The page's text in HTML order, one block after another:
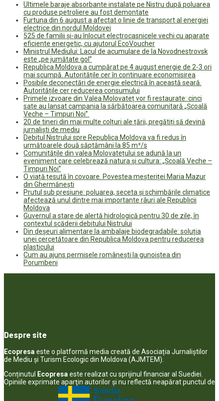
Ultimele baraje absorbante instalate pe Nistru după poluarea
cu produse petroliere au fost demontate
Furtuna din 6 august a afectat o linie de transport al energiei
electrice din nordul Moldovei
525 de familii și-au înlocuit electrocasnicele vechi cu aparate
eficiente energetic, cu ajutorul EcoVoucher
Ministrul Mediului: Lacul de acumulare de la Novodnestrovsk
este „pe jumătate gol”
Republica Moldova a cumpărat pe 4 august energie de 2-3 ori
mai scumpă. Autoritățile cer în continuare economisirea
Posibile deconectări de energie electrică în această seară.
Autoritățile cer reducerea consumului
Primele izvoare din Valea Molovateț vor fi restaurate: cinci
sate au lansat campania la sărbătoarea comunitară „Școală
Veche – Timpuri Noi”
20 de tineri din mai multe colțuri ale țării, pregătiți să devină
jurnaliști de mediu
Debitul Nistrului spre Republica Moldova va fi redus în
următoarele două săptămâni la 85 m³/s
Comunitățile din valea Molovatețului se adună la un
eveniment care celebrează natura și cultura: „Școală Veche –
Timpuri Noi”
O viață țesută în covoare. Povestea meșteriței Maria Mazur
din Ghermănești
Prutul sub presiune: poluarea, seceta și schimbările climatice
afectează unul dintre mai importante râuri ale Republicii
Moldova
Guvernul a stare de alertă hidrologică pentru 30 de zile, în
contextul scăderii debitului Nistrului
Din deșeuri alimentare la ambalaje biodegradabile: soluția
unei cercetătoare din Republica Moldova pentru reducerea
plasticului
Cum au ajuns permisele românești la gunoiștea din
Porumbeni
Despre site
Ecopresa este o platformă media creată de Asociația Jurnaliștilor
de Mediu și Turism Ecologic din Moldova (AJMTEM).
Conținutul
Ecopresa este realizat cu sprijinul financiar al Suediei.
Opiniile exprimate aparţin autorilor şi nu reflectă neapărat punctul de